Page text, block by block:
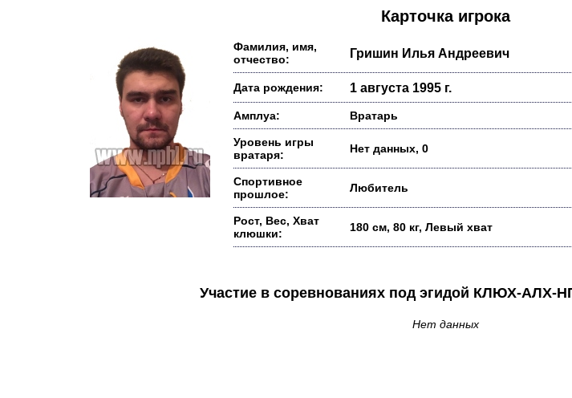
Карточка игрока
Фамилия, имя,
отчество:
Гришин Илья Андреевич
Дата рождения: 1 августа 1995 г.
Амплуа: Вратарь
Уровень игры
вратаря:
Нет данных, 0
Спортивное
прошлое:
Любитель
Рост, Вес, Хват
клюшки:
180 см, 80 кг, Левый хват
Участие в соревнованиях под эгидой КЛЮХ-
Нет данных